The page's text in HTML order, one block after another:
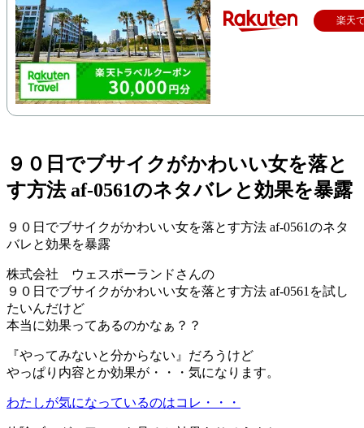
楽天
９０日でブサイクがかわいい女を落と
す方法 af-0561のネタバレと効果を暴露
９０日でブサイクがかわいい女を落とす方法 af-0561のネタ
バレと効果を暴露
株式会社 ウェスポーランドさんの
９０日でブサイクがかわいい女を落とす方法 af-0561を試し
たいんだけど
本当に効果ってあるのかなぁ？？
『やってみないと分からない』だろうけど
やっぱり内容とか効果が・・・気になります。
わたしが気になっているのはコレ・・・